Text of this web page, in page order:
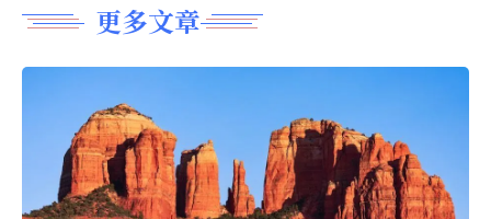
更多文章